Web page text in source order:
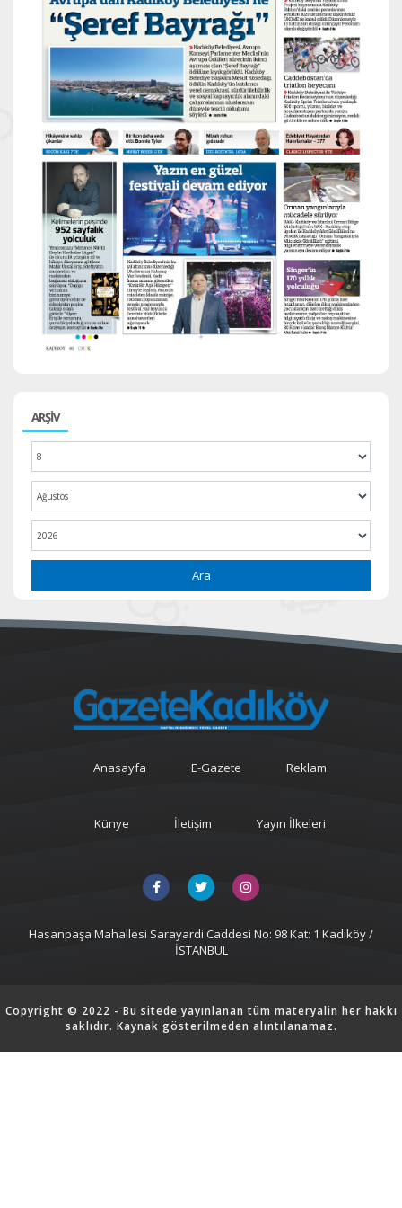
ARŞİV
Ara
Anasayfa E-Gazete Reklam
Künye İletişim Yayın İlkeleri
Hasanpaşa Mahallesi Sarayardi Caddesi No: 98 Kat: 1 Kadıköy /
İSTANBUL
Copyright © 2022 - Bu sitede yayınlanan tüm materyalin her hakkı
saklıdır. Kaynak gösterilmeden alıntılanamaz.